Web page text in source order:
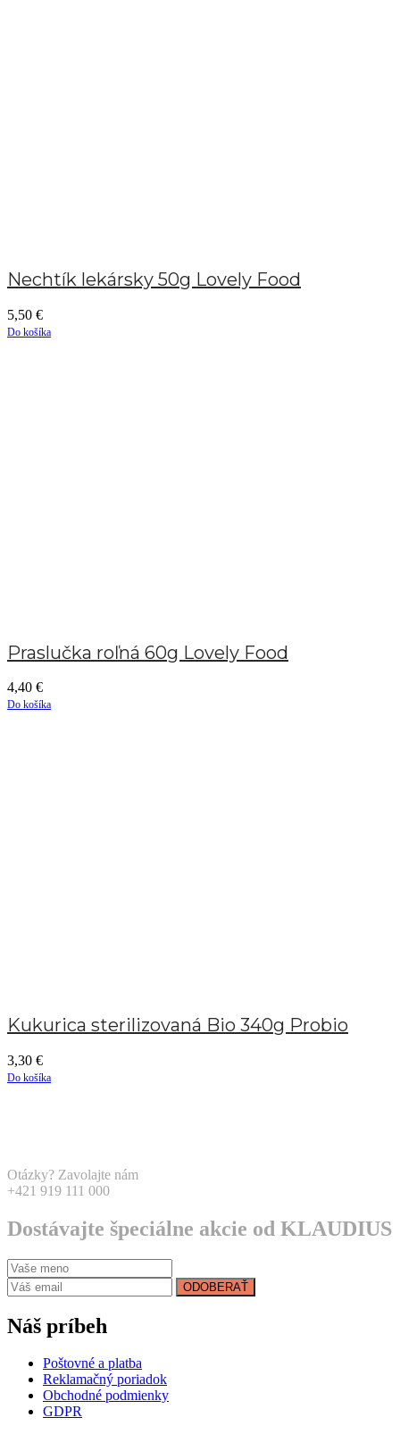
Nechtík lekársky 50g Lovely Food
5,50 €
Do košíka
Praslučka roľná 60g Lovely Food
4,40 €
Do košíka
Kukurica sterilizovaná Bio 340g Probio
3,30 €
Do košíka
Otázky? Zavolajte nám
+421 919 111 000
Dostávajte špeciálne akcie od KLAUDIUS
ODOBERAŤ
Náš príbeh
Poštovné a platba
Reklamačný poriadok
Obchodné podmienky
GDPR